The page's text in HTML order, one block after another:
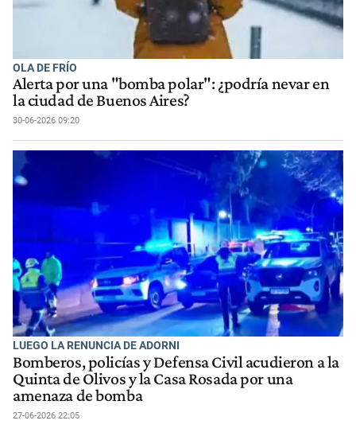
OLA DE FRÍO
Alerta por una "bomba polar": ¿podría nevar en
la ciudad de Buenos Aires?
30-06-2026 09:20
LUEGO LA RENUNCIA DE ADORNI
Bomberos, policías y Defensa Civil acudieron a la
Quinta de Olivos y la Casa Rosada por una
amenaza de bomba
27-06-2026 22:05